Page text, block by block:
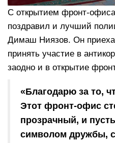
С открытием фронт-
поздравил и лучший
Димаш Ниязов. Он
принять участие в
заодно и в открытие
«Благодарю за то,
Этот фронт-офис
прозрачный, и
символом дружбы,